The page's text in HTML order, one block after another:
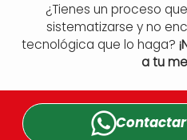
¿Tienes un proceso
sistematizarse y no
tecnológica que lo haga?
a tu